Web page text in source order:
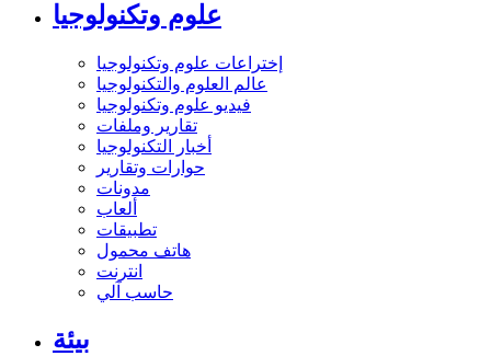
علوم وتكنولوجيا
إختراعات علوم وتكنولوجيا
عالم العلوم والتكنولوجيا
فيديو علوم وتكنولوجيا
تقارير وملفات
أخبار التكنولوجيا
حوارات وتقارير
مدونات
ألعاب
تطبيقات
هاتف محمول
انترنت
حاسب آلي
بيئة